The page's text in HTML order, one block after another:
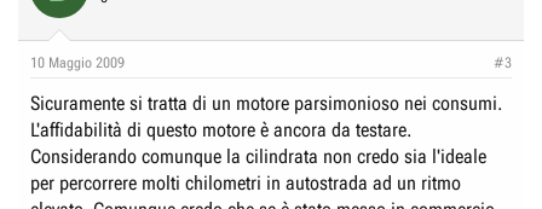
10 Maggio 2009 #3
Sicuramente si tratta di un motore parsimonioso nei consumi.
L'affidabilità di questo motore è ancora da testare.
Considerando comunque la cilindrata non credo sia l'ideale
per percorrere molti chilometri in autostrada ad un ritmo